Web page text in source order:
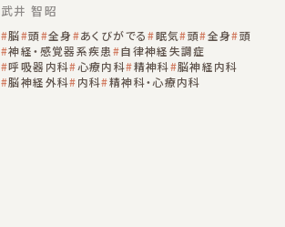
武井 智昭
脳 頭 全身 あくびがでる 眠気 頭 全身 頭
神経・感覚器系疾患
自律神経失調症
呼吸器内科 心療内科 精神科 脳神経内科
脳神経外科 内科 精神科・心療内科